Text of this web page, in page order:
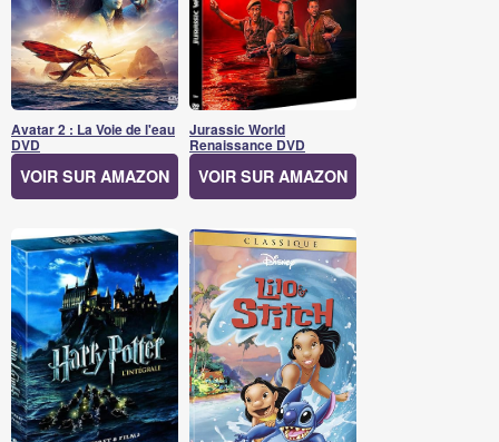
Avatar 2 : La Voie de l'eau
DVD
VOIR SUR AMAZON
Jurassic World
Renaissance DVD
VOIR SUR AMAZON